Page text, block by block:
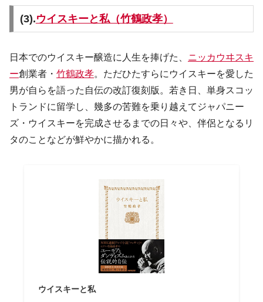
(3).ウイスキーと私（竹鶴政孝）
日本でのウイスキー醸造に人生を捧げた、 ニッカウヰスキ
ー創業者・ 竹鶴政孝。ただひたすらにウイスキーを愛した
男が自らを語った自伝の改訂復刻版。若き日、単身スコッ
トランドに留学し、幾多の苦難を乗り越えてジャパニー
ズ・ウイスキーを完成させるまでの日々や、伴侶となるリ
タのことなどが鮮やかに描かれる。
ウイスキーと私